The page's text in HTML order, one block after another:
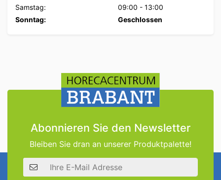
Samstag:
09:00 - 13:00
Sonntag:
Geschlossen
Abonnieren Sie den Newsletter
Bleiben Sie dran an unserer Produktpalette!
E-Mail Adresse